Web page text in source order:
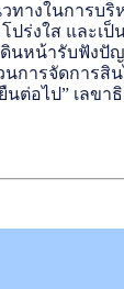
างในการบริ
ปร่งใส และเ
ดินหน้ารับฟัง
การจัดการสิ
ต่อไป” เลขา